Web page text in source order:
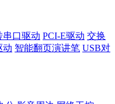
串口驱动 PCI-E驱动 交换
动 智能翻页演讲笔 USB对